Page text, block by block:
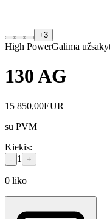
+3
High PowerGalima
130 AG
15 850,00EUR
su PVM
Kiekis:
- 1 +
0 liko